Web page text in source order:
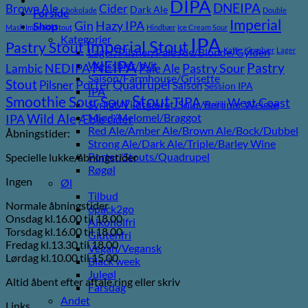
Forside
Shop
Kategorier
Lager/Pilsner/Pale Ale/Blonde/Gylden
Weissbier/Wit
Saison/Farmhouse/Grisette
IPA
Syrligt/Vildtgæret/Sour/Berliner Weisse
Mjød/Melomel/Braggot
Red Ale/Amber Ale/Brown Ale/Bock/Dubbel
Strong Ale/Dark Ale/Triple/Barley Wine
Porter/Stouts/Quadrupel
Røgøl
Øl
Tilbud
6pack2go
Alkoholfri
Glutenfri
Vegan/Vegansk
Black week
Juleøl
Farsdag
Andet
Brown Ale Chokolade Cider Dark Ale DIPA DNEIPA Double
Mash Imperial Stout Gin Hazy IPA Hindbær Ice Cream Sour Imperial
Pastry StoutImperial StoutIPA Kaffe Kirsebær Lager
Lambic NEDIPANEIPAPale Ale Pastry Sour Pastry
Stout Pilsner PorterQuadrupelSaisonSession IPA
Smoothie SourSourStoutTIPA Vanilje West Coast
IPAWild Ale Æble cider
Åbningstider:
Specielle lukke/åbningstider
Ingen
Normale åbningstider
Onsdag kl.16.00 til 18.00
Torsdag kl.16.00 til 18.00
Fredag kl.13.30 til 18.00
Lørdag kl.10.00 til 15.00
Altid åbent efter aftale ring eller skriv